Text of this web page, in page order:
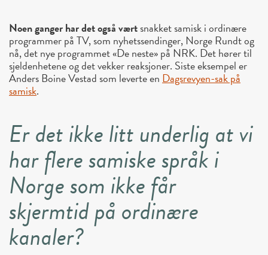
Noen ganger har det også værtsnakket samisk i ordinære
programmer på TV, som nyhetssendinger, Norge Rundt og
nå, det nye programmet «De neste» på NRK. Det hører til
sjeldenhetene og det vekker reaksjoner. Siste eksempel er
Anders Boine Vestad som leverte en Dagsrevyen-sak på
samisk.
Er det ikke litt underlig at vi
har flere samiske språk i
Norge som ikke får
skjermtid på ordinære
kanaler?